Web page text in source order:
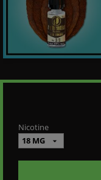
Nicotine